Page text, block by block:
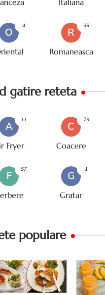
Italiana
O
4
R
Romaneasca
39
gatire reteta
A
Fryer
11
C
Coacere
79
F
57
G
Gratar
1
populare